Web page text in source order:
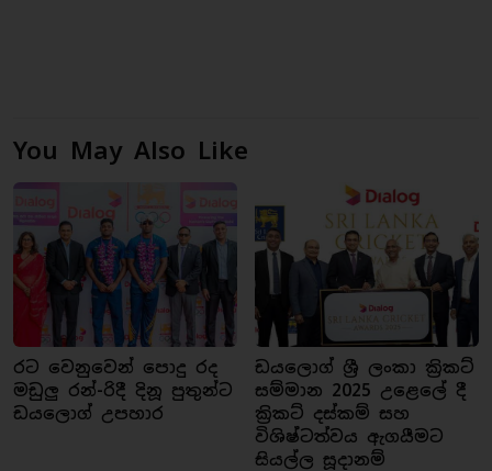
You May Also Like
රට වෙනුවෙන් පොදු රද
මඩුලු රන්-රිදී දිනූ පුතුන්ට
ඩයලොග් උපහාර
ඩයලොග් ශ්‍රී ලංකා ක්‍රිකට්
සම්මාන 2025 උළෙලේ දී
ක්‍රිකට් දස්කම් සහ
විශිෂ්ටත්වය ඇගයීමට
සියල්ල සූදානම්